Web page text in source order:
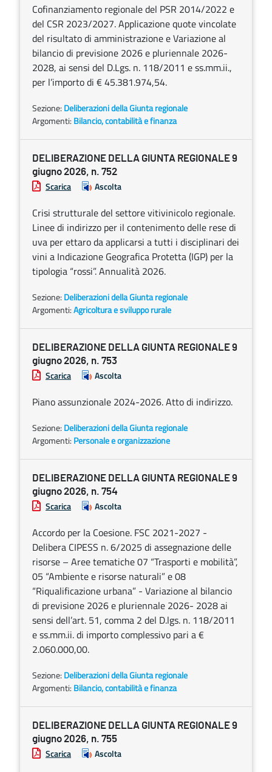
Cofinanziamento regionale del PSR 2014/2022 e
del CSR 2023/2027. Applicazione quote vincolate
del risultato di amministrazione e Variazione al
bilancio di previsione 2026 e pluriennale 2026-
2028, ai sensi del D.Lgs. n. 118/2011 e ss.mm.ii.,
per l’importo di € 45.381.974,54.
Sezione: Deliberazioni della Giunta regionale
Argomenti: Bilancio, contabilità e finanza
DELIBERAZIONE DELLA GIUNTA REGIONALE 9
giugno 2026, n. 752
Scarica Ascolta
Crisi strutturale del settore vitivinicolo regionale.
Linee di indirizzo per il contenimento delle rese di
uva per ettaro da applicarsi a tutti i disciplinari dei
vini a Indicazione Geografica Protetta (IGP) per la
tipologia “rossi”. Annualità 2026.
Sezione: Deliberazioni della Giunta regionale
Argomenti:Agricoltura e sviluppo rurale
DELIBERAZIONE DELLA GIUNTA REGIONALE 9
giugno 2026, n. 753
Scarica Ascolta
Piano assunzionale 2024-2026. Atto di indirizzo.
Sezione: Deliberazioni della Giunta regionale
Argomenti: Personale e organizzazione
DELIBERAZIONE DELLA GIUNTA REGIONALE 9
giugno 2026, n. 754
Scarica Ascolta
Accordo per la Coesione. FSC 2021-2027 -
Delibera CIPESS n. 6/2025 di assegnazione delle
risorse – Aree tematiche 07 “Trasporti e mobilità”,
05 “Ambiente e risorse naturali” e 08
“Riqualificazione urbana” - Variazione al bilancio
di previsione 2026 e pluriennale 2026- 2028 ai
sensi dell’art. 51, comma 2 del D.lgs. n. 118/2011
e ss.mm.ii. di importo complessivo pari a €
2.060.000,00.
Sezione: Deliberazioni della Giunta regionale
Argomenti: Bilancio, contabilità e finanza
DELIBERAZIONE DELLA GIUNTA REGIONALE 9
giugno 2026, n. 755
Scarica Ascolta